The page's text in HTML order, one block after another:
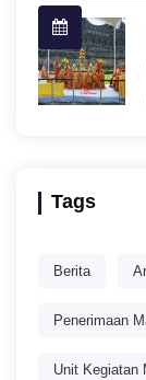
Tags
Berita
Penerimaan
Unit Kegiatan